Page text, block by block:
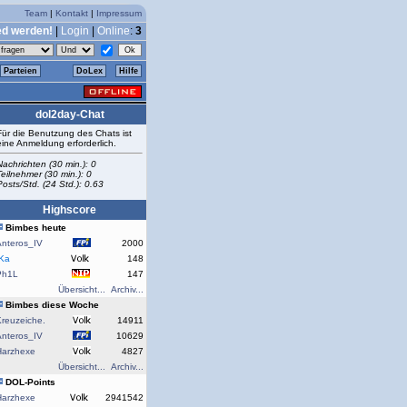
Team | Kontakt | Impressum
werden! Login Online: 3
Parteien DoLex Hilfe
dol2day-Chat
die Benutzung des Chats ist
Anmeldung erforderlich.
(30 min.): 0
(30 min.): 0
Std. (24 Std.): 0.63
Highscore
Bimbes heute
2000
148
147
Übersicht...
Archiv...
Bimbes diese Woche
14911
10629
4827
Übersicht...
Archiv...
DOL-Points
2941542